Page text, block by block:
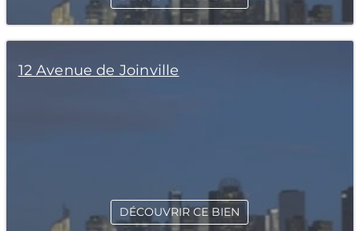
12 Avenue de Joinville
DÉCOUVRIR CE BIEN